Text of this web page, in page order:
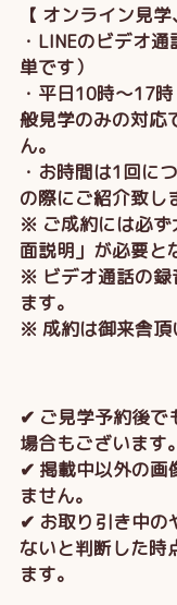
【 オンライン見
・LINEのビデオ
単です）
・平日10時～17
般見学のみの対応
ん。
・お時間は1回に
の際にご紹介致し
※ ご成約には必ず
面説明」が必要と
※ ビデオ通話の録
ます。
※ 成約は御来舎頂
✔ ご見学予約後で
場合もございます。
✔ 掲載中以外の画
ません。
✔ お取り引き中の
ないと判断した時
ます。